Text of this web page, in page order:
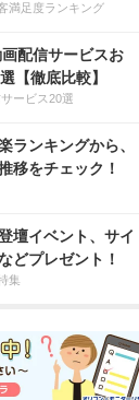
満足度ランキング
配信サービスお
【徹底比較】
ービス20選
ランキングから、
移をチェック！
壇イベント、サイ
どプレゼント！
集